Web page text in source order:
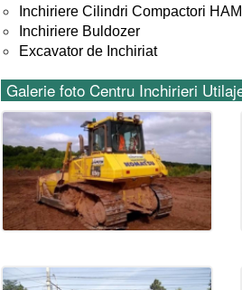
Inchiriere Cilindri Compactori
Inchiriere Buldozer
Excavator de Inchiriat
Galerie foto Centru Inchirieri